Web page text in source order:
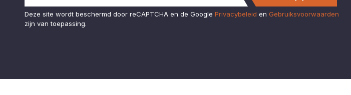
Deze site wordt beschermd door reCAPTCHA en de Google Privacybeleid en Gebruiksvoorwaarden
zijn van toepassing.